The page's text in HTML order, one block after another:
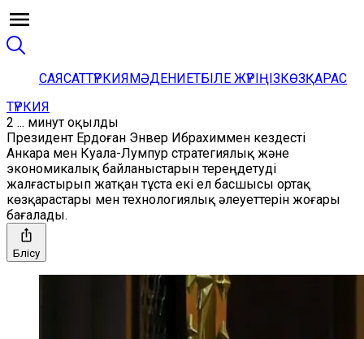
САЯСАТТҮРКИЯМӘДЕНИЕТБІЛЕ ЖҮРІҢІЗКӨЗҚАРАС
ТҮРКИЯ
2 ... минут оқылды
Президент Ердоған Энвер Ибрахиммен кездесті
Анкара мен Куала-Лумпур стратегиялық және
экономикалық байланыстарын тереңдетуді
жалғастырып жатқан тұста екі ел басшысы ортақ
көзқарастары мен технологиялық әлеуеттерін жоғары
бағалады.
Бөлісу